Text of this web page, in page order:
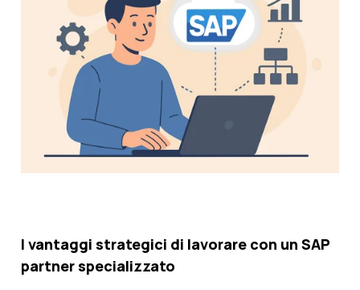
I vantaggi strategici di lavorare con un SAP
partner specializzato